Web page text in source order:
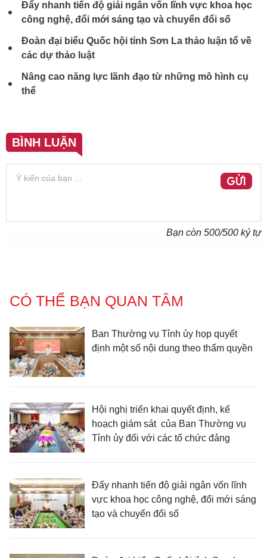
Đẩy nhanh tiến độ giải ngân vốn lĩnh vực khoa học
công nghệ, đổi mới sáng tạo và chuyển đổi số
Đoàn đại biểu Quốc hội tỉnh Sơn La thảo luận tổ về
các dự thảo luật
Nâng cao năng lực lãnh đạo từ những mô hình cụ
thể
BÌNH LUẬN
GỬI
Bạn còn 500/500 ký tự
CÓ THỂ BẠN QUAN TÂM
Ban Thường vụ Tỉnh ủy họp quyết
định một số nội dung theo thẩm quyền
Hội nghị triển khai quyết định, kế
hoạch giám sát của Ban Thường vụ
Tỉnh ủy đối với các tổ chức đảng
Đẩy nhanh tiến độ giải ngân vốn lĩnh
vực khoa học công nghệ, đổi mới sáng
tạo và chuyển đổi số